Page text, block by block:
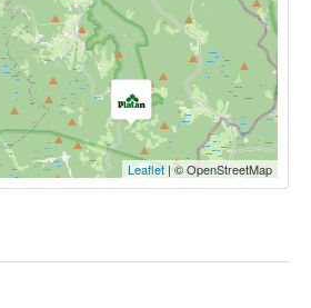
Leaflet | © OpenStreetMap